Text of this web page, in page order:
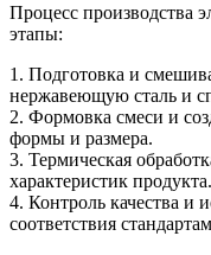
Процесс производства
этапы:
1. Подготовка и
нержавеющую сталь и
2. Формовка смеси и
формы и размера.
3. Термическая
характеристик продукта.
4. Контроль качества и
соответствия